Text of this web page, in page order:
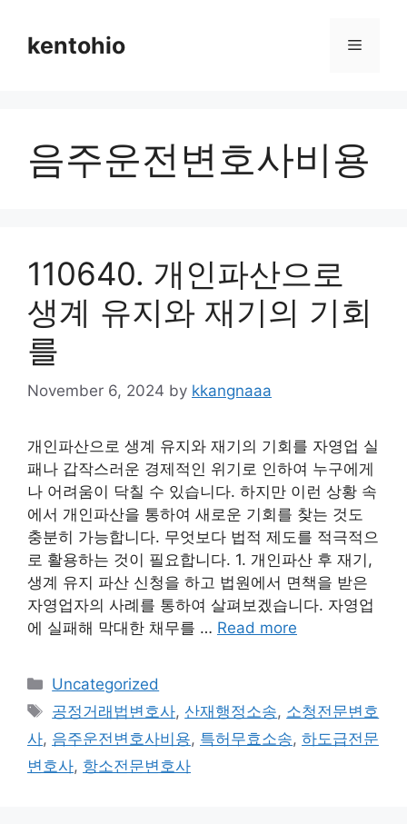
contentkentohio Menu
음주운전변호사비용
110640. 개인파산으로
생계 유지와 재기의 기회
를
November 6, 2024 by kkangnaaa
개인파산으로 생계 유지와 재기의 기회를 자영업 실
패나 갑작스러운 경제적인 위기로 인하여 누구에게
나 어려움이 닥칠 수 있습니다. 하지만 이런 상황 속
에서 개인파산을 통하여 새로운 기회를 찾는 것도
충분히 가능합니다. 무엇보다 법적 제도를 적극적으
로 활용하는 것이 필요합니다. 1. 개인파산 후 재기,
생계 유지 파산 신청을 하고 법원에서 면책을 받은
자영업자의 사례를 통하여 살펴보겠습니다. 자영업
에 실패해 막대한 채무를 … Read more
Categories
Uncategorized
Tags
공정거래법변호사,산재행정소송, 소청전문변호
사, 음주운전변호사비용, 특허무효소송, 하도급전문
변호사, 항소전문변호사